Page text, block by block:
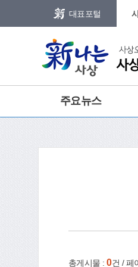
메인메뉴 바로가기
대표포털
주요뉴스
총게시물 : 0건 / 페